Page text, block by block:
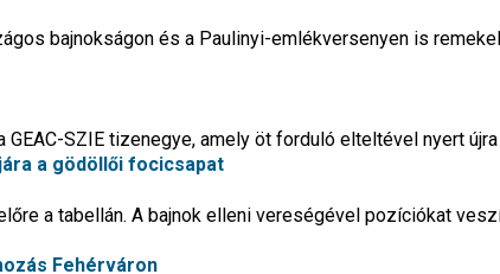
bajnokságon és a Paulinyi-emlékversenyen is
SZIE tizenegye, amely öt forduló elteltével nyert újra
a gödöllői focicsapat
a tabellán. A bajnok elleni vereségével pozíciókat
Fehérváron